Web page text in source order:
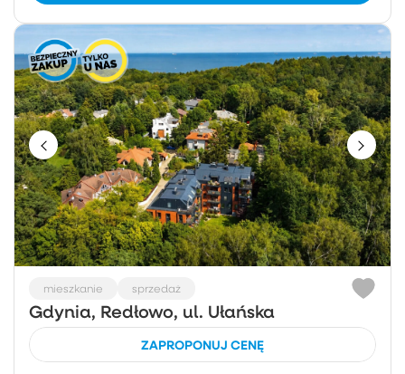
mieszkanie sprzedaż
Gdynia, Redłowo, ul. Ułańska
ZAPROPONUJ CENĘ